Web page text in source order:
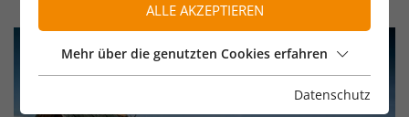
ALLE AKZEPTIEREN
Mehr über die genutzten Cookies erfahren
Datenschutz